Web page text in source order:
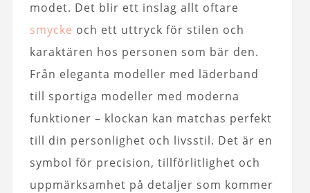
modet. Det blir ett inslag allt oftare
smycke och ett uttryck för stilen och
karaktären hos personen som bär den.
Från eleganta modeller med läderband
till sportiga modeller med moderna
funktioner – klockan kan matchas perfekt
till din personlighet och livsstil. Det är en
symbol för precision, tillförlitlighet och
uppmärksamhet på detaljer som kommer